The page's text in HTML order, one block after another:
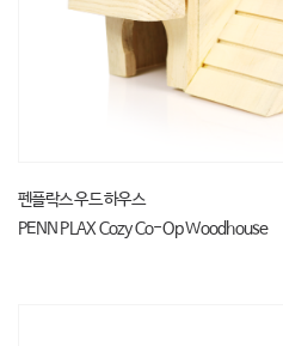
펜플락스 우드 하우스
PENN PLAX Cozy Co-Op Woodhouse